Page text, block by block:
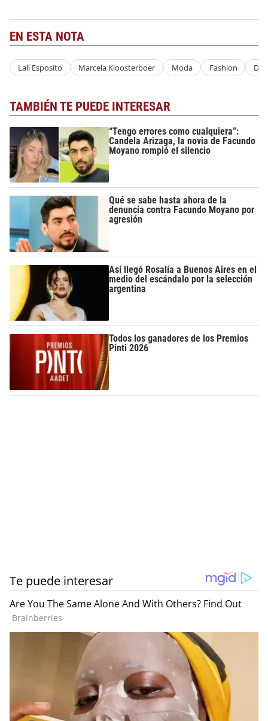
EN ESTA NOTA
Lali Esposito Marcela Kloosterboer Moda Fashion
TAMBIÉN TE PUEDE INTERESAR
“Tengo errores como cualquiera”:
Candela Arizaga, la novia de Facundo
Moyano rompió el silencio
Qué se sabe hasta ahora de la
denuncia contra Facundo Moyano por
agresión
Así llegó Rosalía a Buenos Aires en el
medio del escándalo por la selección
argentina
Todos los ganadores de los Premios
Pinti 2026